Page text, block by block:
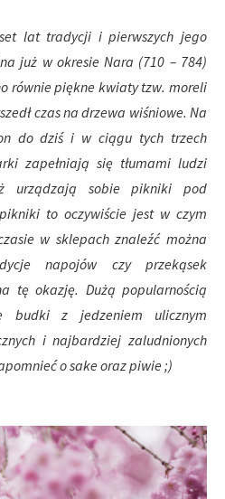
lat tradycji i pierwszych jego
już w okresie Nara (710 – 784)
równie piękne kwiaty tzw. moreli
czas na drzewa wiśniowe. Na
on do dziś i w ciągu tych trzech
zapełniają się tłumami ludzi
urządzają sobie pikniki pod
to oczywiście jest w czym
w sklepach znaleźć można
napojów czy przekąsek
tę okazję. Dużą popularnością
budki z jedzeniem ulicznym
i najbardziej zaludnionych
o sake oraz piwie ;)